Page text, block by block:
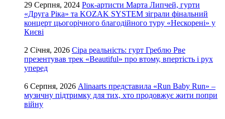
29 Серпня, 2024 Рок-артисти Марта Липчей, гурти
«Друга Ріка» та KOZAK SYSTEM зіграли фінальний
концерт цьогорічного благодійного туру «Нескорені» у
Києві
2 Січня, 2026 Сіра реальність: гурт Греблю Рве
презентував трек «Beautiful» про втому, впертість і рух
уперед
6 Серпня, 2026 Alinaarts представила «Run Baby Run» –
музичну підтримку для тих, хто продовжує жити попри
війну